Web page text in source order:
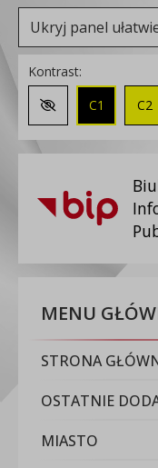
Ukryj panel
Kontrast:
Zmień kontrast na
C1 C2
MENU
STRONA
OSTATNIE
MIASTO